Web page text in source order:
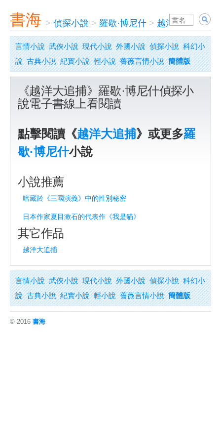
書海 > 偵探小說 > 羅歇·博尼什 > 越洋大追捕
言情小說 武俠小說 現代小說 外國小說 偵探小說 科幻小
說 古典小說 紀實小說 輕小說 薔薇言情小說 簡體版
《越洋大追捕》羅歇·博尼什偵探小
說電子書線上看閱讀
點擊閱讀《越洋大追捕》或更多羅
歇·博尼什小說
小說推薦
暗藏於《三國演義》中的性別秘密
日本作家夏目漱石的代表作《我是貓》
其它作品
越洋大追捕
言情小說 武俠小說 現代小說 外國小說 偵探小說 科幻小
說 古典小說 紀實小說 輕小說 薔薇言情小說 簡體版
© 2016 書海